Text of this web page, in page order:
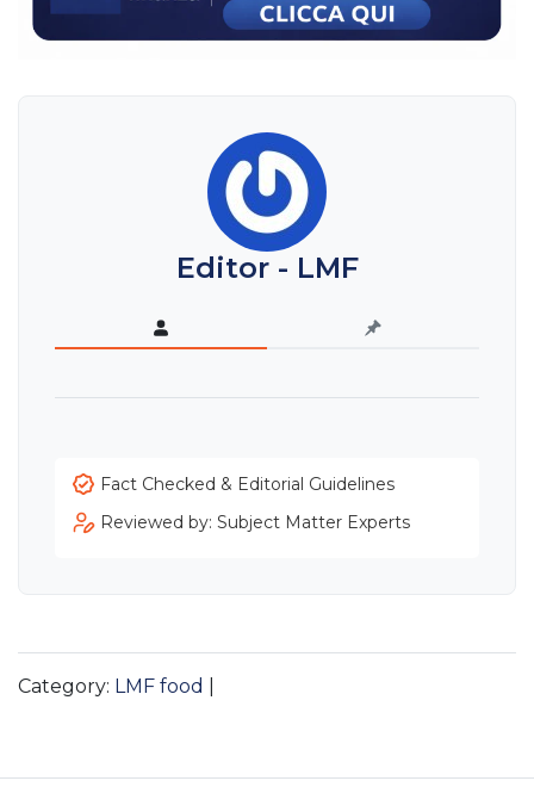
Editor - LMF
Fact Checked & Editorial Guidelines
Reviewed by: Subject Matter Experts
Category: LMF food